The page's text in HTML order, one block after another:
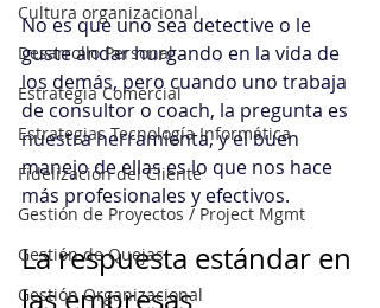
Cultura organizacional
Desarrollo Personal
Estrategia Comercial
Estrategias Tecnología Informática
Fidelización del Cliente
Gestión de Proyectos / Project Mgmt
Gestión de Quejas
Gestión Organizacional
No es que uno sea detective o le
guste andar hurgando en la vida de
los demás, pero cuando uno trabaja
de consultor o coach, la pregunta es
nuestra herramienta, y el buen
manejo de ellas es lo que nos hace
más profesionales y efectivos.
La respuesta estándar en
las empresas